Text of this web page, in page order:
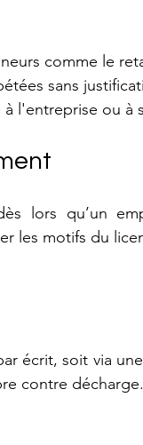
comme le
sans
l'entreprise ou à
lors qu’un
les motifs du
écrit, soit via
contre